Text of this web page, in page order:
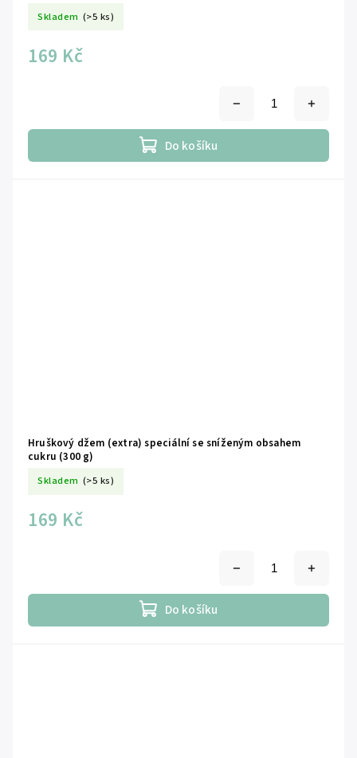
Skladem (>5 ks)
169 Kč
Do košíku
Hruškový džem (extra) speciální se sníženým obsahem
cukru (300 g)
Skladem (>5 ks)
169 Kč
Do košíku